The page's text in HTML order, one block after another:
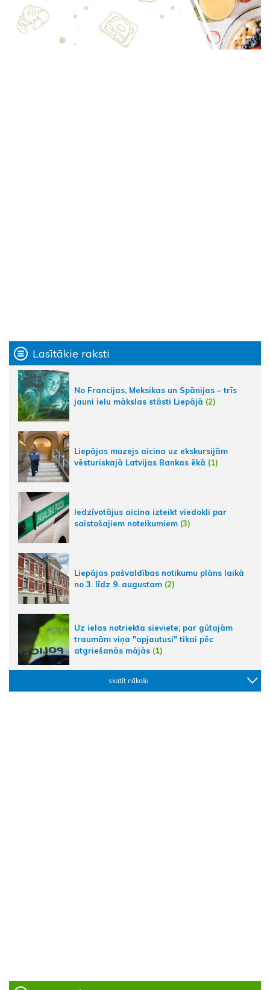
Lasītākie raksti
No Francijas, Meksikas un Spānijas – trīs
jauni ielu mākslas stāsti Liepājā (2)
Liepājas muzejs aicina uz ekskursijām
vēsturiskajā Latvijas Bankas ēkā (1)
Iedzīvotājus aicina izteikt viedokli par
saistošajiem noteikumiem (3)
Liepājas pašvaldības notikumu plāns laikā
no 3. līdz 9. augustam (2)
Uz ielas notriekta sieviete; par gūtajām
traumām viņa "apjautusi" tikai pēc
atgriešanās mājās (1)
skatīt nākošo